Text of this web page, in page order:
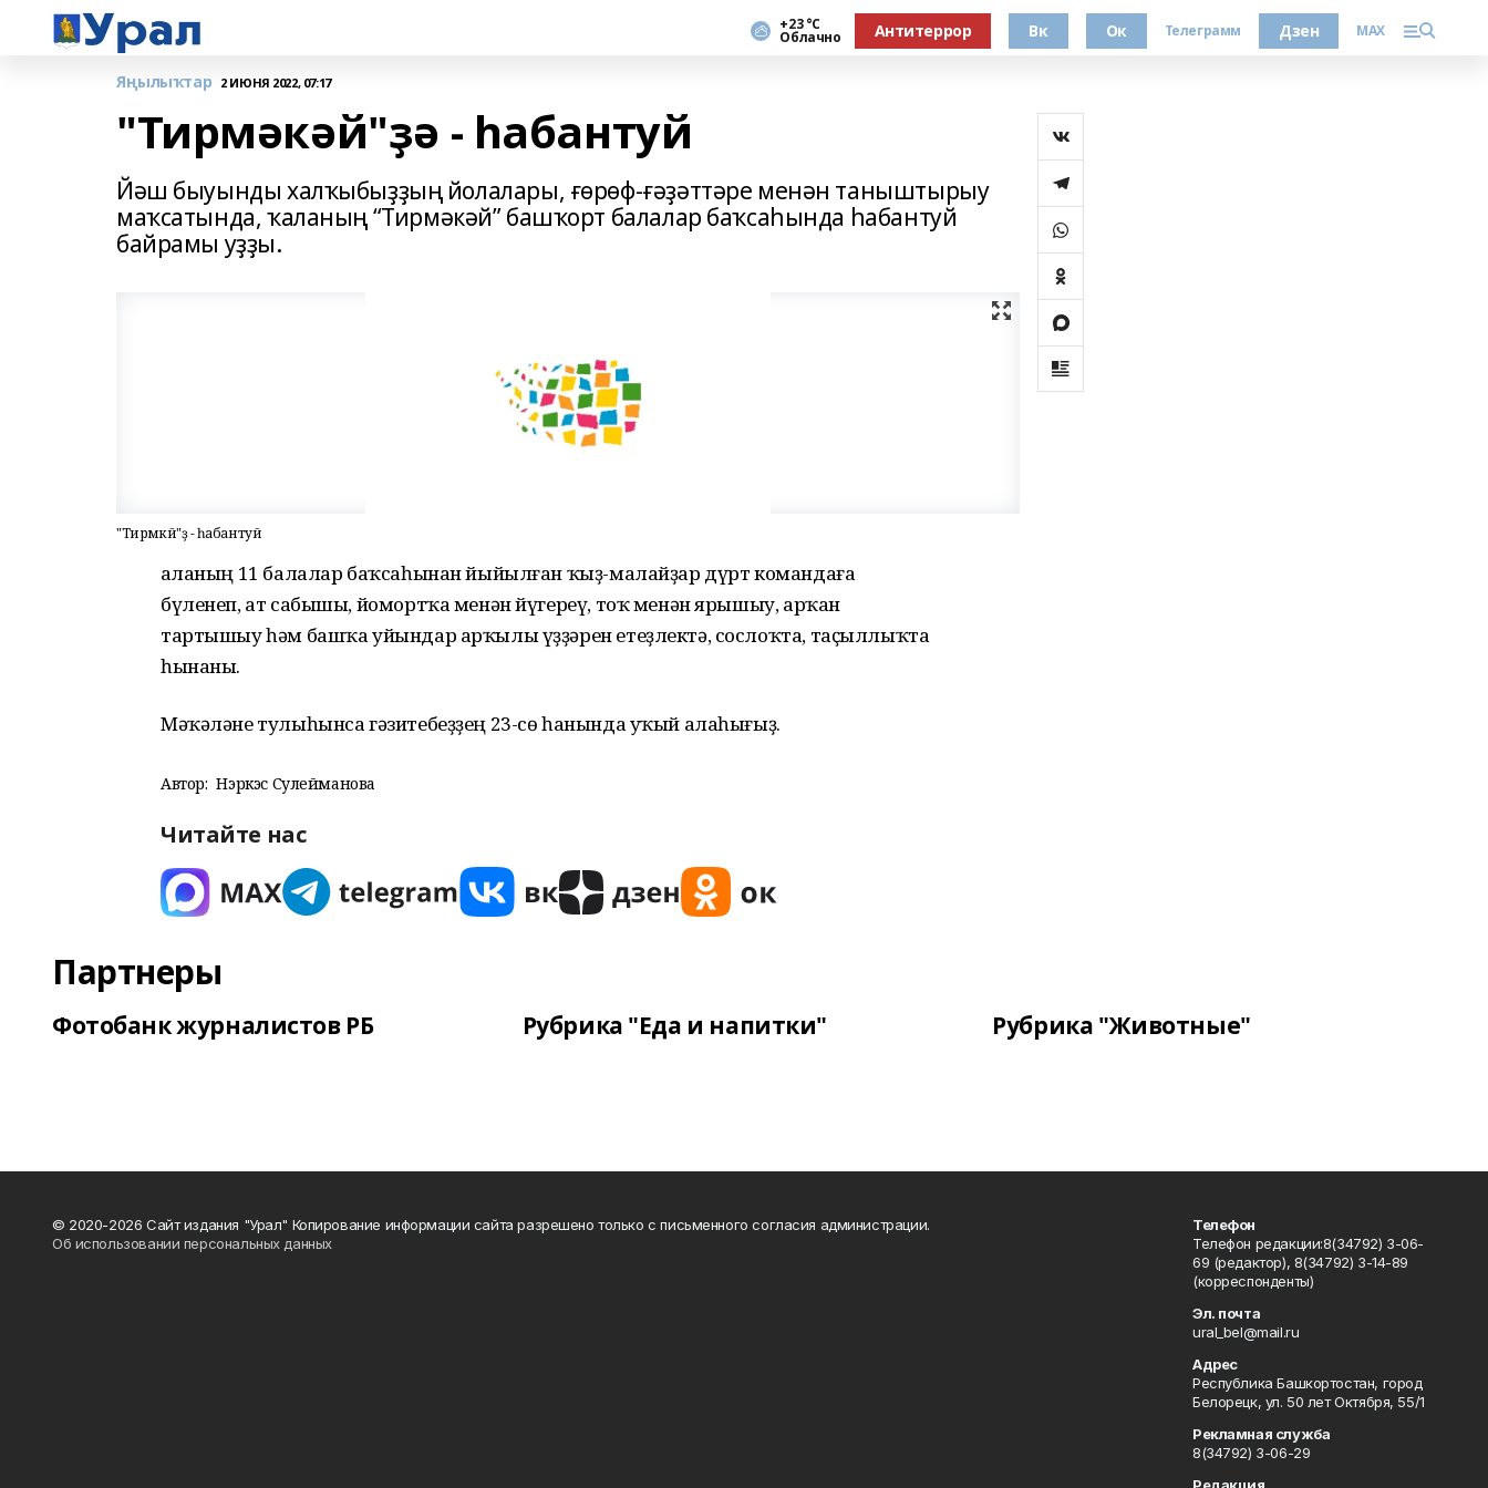
+23 °С
Облачно Антитеррор Вк Ок Телеграмм Дзен MAX
Яңылыҡтар 2 ИЮНЯ 2022, 07:17
"Тирмәкәй"ҙә - һабантуй
Йәш быуынды халҡыбыҙҙың йолалары, ғөрөф-ғәҙәттәре менән таныштырыу
маҡсатында, ҡаланың “Тирмәкәй” башҡорт балалар баҡсаһында һабантуй
байрамы уҙҙы.
"Тирмәкәй"ҙә - һабантуй
Ҡаланың 11 балалар баҡсаһынан йыйылған ҡыҙ-малайҙар дүрт командаға
бүленеп, ат сабышы, йомортҡа менән йүгереү, тоҡ менән ярышыу, арҡан
тартышыу һәм башҡа уйындар арҡылы үҙҙәрен етеҙлектә, сослоҡта, таҫыллыҡта
һынаны.
Мәҡәләне тулыһынса гәзитебеҙҙең 23-сө һанында уҡый алаһығыҙ.
Автор: Нэркэс Сулейманова
Читайте нас
Партнеры
Фотобанк журналистов РБ Рубрика "Еда и напитки" Рубрика "Животные"
© 2020-2026 Сайт издания "Урал" Копирование информации сайта разрешено только с письменного согласия администрации.
Об использовании персональных данных
Телефон
Телефон редакции:8(34792) 3-06-
69 (редактор), 8(34792) 3-14-89
(корреспонденты)
Эл. почта
ural_bel@mail.ru
Адрес
Республика Башкортостан, город
Белорецк, ул. 50 лет Октября, 55/1
Рекламная служба
8(34792) 3-06-29